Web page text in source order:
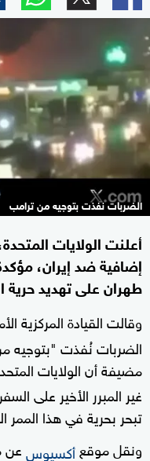
الضربات نفذت بتوجيه من ترامب
أعلنت الولايات
إضافية ضد إيران،
طهران على تهديد
وقالت القيادة المركزية
الضربات نُفذت "بتوجيه
مضيفة أن الولايات
غير المبرر الأخير على
تبحر بحرية في هذا الممر
ونقل موقعأكسيوسعن